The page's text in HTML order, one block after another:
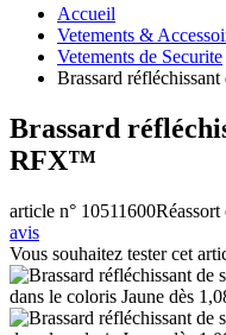
Accueil
Vetements &
Vetements de Securite
Brassard
Brassard
RFX™
article n° 10511600Réassort
avis
Vous souhaitez tester cet